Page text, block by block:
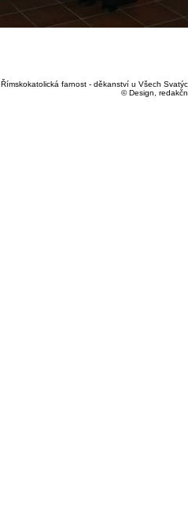
Římskokatolická farnost - děkanství u Všech
© Design,